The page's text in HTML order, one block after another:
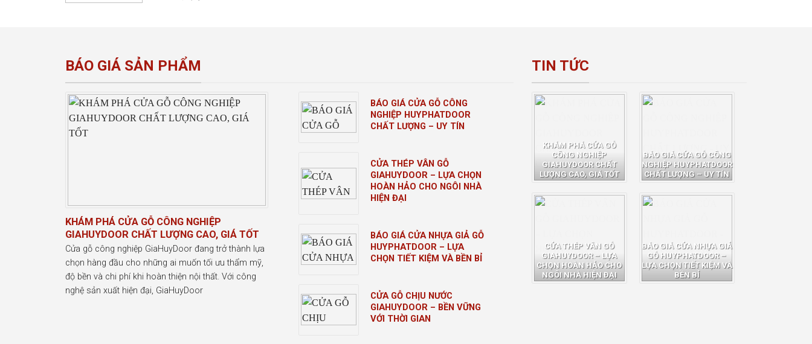
BÁO GIÁ SẢN PHẨM
KHÁM PHÁ CỬA GỖ CÔNG NGHIỆP
GIAHUYDOOR CHẤT LƯỢNG CAO, GIÁ TỐT
Cửa gỗ công nghiệp GiaHuyDoor đang trở thành lựa
chọn hàng đầu cho những ai muốn tối ưu thẩm mỹ,
độ bền và chi phí khi hoàn thiện nội thất. Với công
nghệ sản xuất hiện đại, GiaHuyDoor
BÁO GIÁ CỬA GỖ CÔNG
NGHIỆP HUYPHATDOOR
CHẤT LƯỢNG – UY TÍN
CỬA THÉP VÂN GỖ
GIAHUYDOOR – LỰA CHỌN
HOÀN HẢO CHO NGÔI NHÀ
HIỆN ĐẠI
BÁO GIÁ CỬA NHỰA GIẢ GỖ
HUYPHATDOOR – LỰA
CHỌN TIẾT KIỆM VÀ BỀN BỈ
CỬA GỖ CHỊU NƯỚC
GIAHUYDOOR – BỀN VỮNG
VỚI THỜI GIAN
TIN TỨC
KHÁM PHÁ CỬA GỖ
CÔNG NGHIỆP
GIAHUYDOOR CHẤT
LƯỢNG CAO, GIÁ TỐT
BÁO GIÁ CỬA GỖ CÔNG
NGHIỆP HUYPHATDOOR
CHẤT LƯỢNG – UY TÍN
CỬA THÉP VÂN GỖ
GIAHUYDOOR – LỰA
CHỌN HOÀN HẢO CHO
NGÔI NHÀ HIỆN ĐẠI
BÁO GIÁ CỬA NHỰA GIẢ
GỖ HUYPHATDOOR –
LỰA CHỌN TIẾT KIỆM VÀ
BỀN BỈ